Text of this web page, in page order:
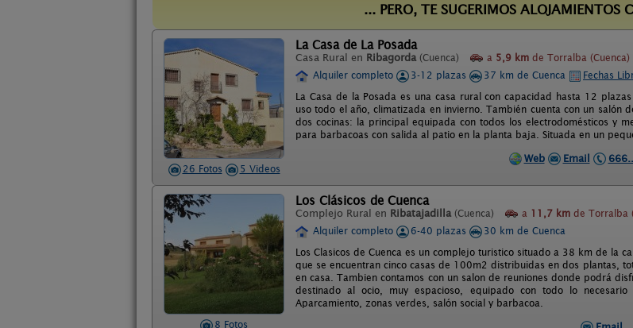
... PERO, TE SUGERIMOS ALOJAMIENTOS
26 Fotos 5 Videos
La Casa de La Posada
Casa Rural en Ribagorda (Cuenca) a 5,9 km de Torralba (Cuenca)
Alquiler completo
3-12 plazas 37 km de Cuenca
Fechas
La Casa de la Posada es una casa rural con capacidad hasta 12
uso todo el año, climatizada en invierno. También cuenta con un salón
dos cocinas: la principal equipada con todos los electrodomésticos y
para barbacoas con salida al patio en la planta baja. Situada en un
Web
Email
8 Fotos
Los Clásicos de Cuenca
Complejo Rural en Ribatajadilla (Cuenca) a 11,7 km de Torralba
Alquiler completo
6-40 plazas
30 km de Cuenca
Los Clasicos de Cuenca es un complejo turistico situado a 38 km de la
que se encuentran cinco casas de 100m2 distribuidas en dos plantas,
en casa. Tambien contamos con un salon de reuniones donde podrá
destinado al ocio, muy espacioso, equipado con todo lo
Aparcamiento, zonas verdes, salón social y barbacoa.